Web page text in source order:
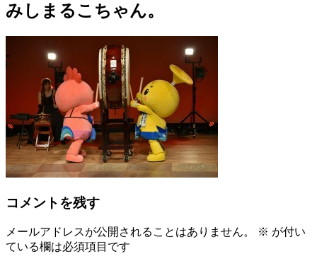
みしまるこちゃん。
コメントを残す
メールアドレスが公開されることはありません。 ※ が付い
ている欄は必須項目です